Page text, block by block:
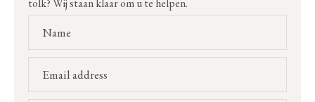
tolk? Wij staan klaar om u te helpen.
Name
Email address